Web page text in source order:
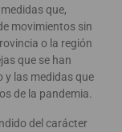
que,
movimientos sin
o la región
que se han
y las medidas que
de la pandemia.
del carácter